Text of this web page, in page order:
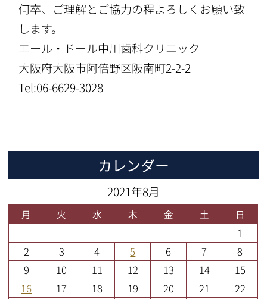
何卒、ご理解とご協力の程よろしくお願い致
します。
エール・ドール中川歯科クリニック
大阪府大阪市阿倍野区阪南町2-2-2
Tel:06-6629-3028
カレンダー
2021年8月
月 火 水 木 金 土 日
1
2
3 4 5 6 7
8
9
10 11 12 13 14
15
16
17 18 19 20 21
22